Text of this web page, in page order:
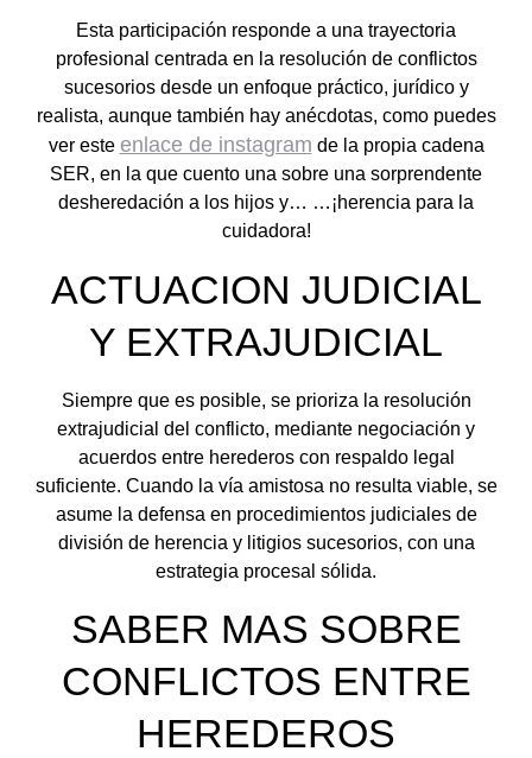
Esta participación responde a una trayectoria
profesional centrada en la resolución de conflictos
sucesorios desde un enfoque práctico, jurídico y
realista, aunque también hay anécdotas, como puedes
ver este enlace de instagram de la propia cadena
SER, en la que cuento una sobre una sorprendente
desheredación a los hijos y… …¡herencia para la
cuidadora!
ACTUACION JUDICIAL
Y EXTRAJUDICIAL
Siempre que es posible, se prioriza la resolución
extrajudicial del conflicto, mediante negociación y
acuerdos entre herederos con respaldo legal
suficiente. Cuando la vía amistosa no resulta viable, se
asume la defensa en procedimientos judiciales de
división de herencia y litigios sucesorios, con una
estrategia procesal sólida.
SABER MAS SOBRE
CONFLICTOS ENTRE
HEREDEROS